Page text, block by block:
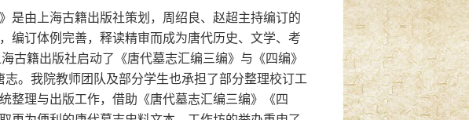
是由上海古籍出版社策划，周绍良、赵超主持编订的
编订体例完善，释读精审而成为唐代历史、文学、考
古籍出版社启动了《唐代墓志汇编三编》与《四编》
志。我院教师团队及部分学生也承担了部分整理校订工
整理与出版工作，借助《唐代墓志汇编三编》《四